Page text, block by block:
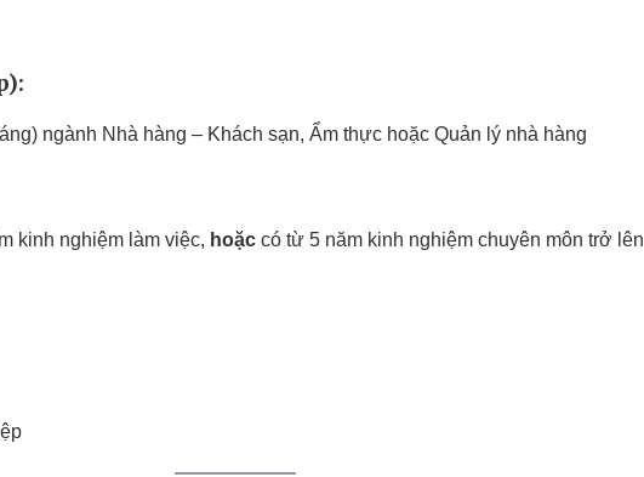
:
ngành Nhà hàng – Khách sạn, Ẩm thực hoặc Quản lý nhà hàng
kinh nghiệm làm việc, hoặc có từ 5 năm kinh nghiệm chuyên môn trở lên